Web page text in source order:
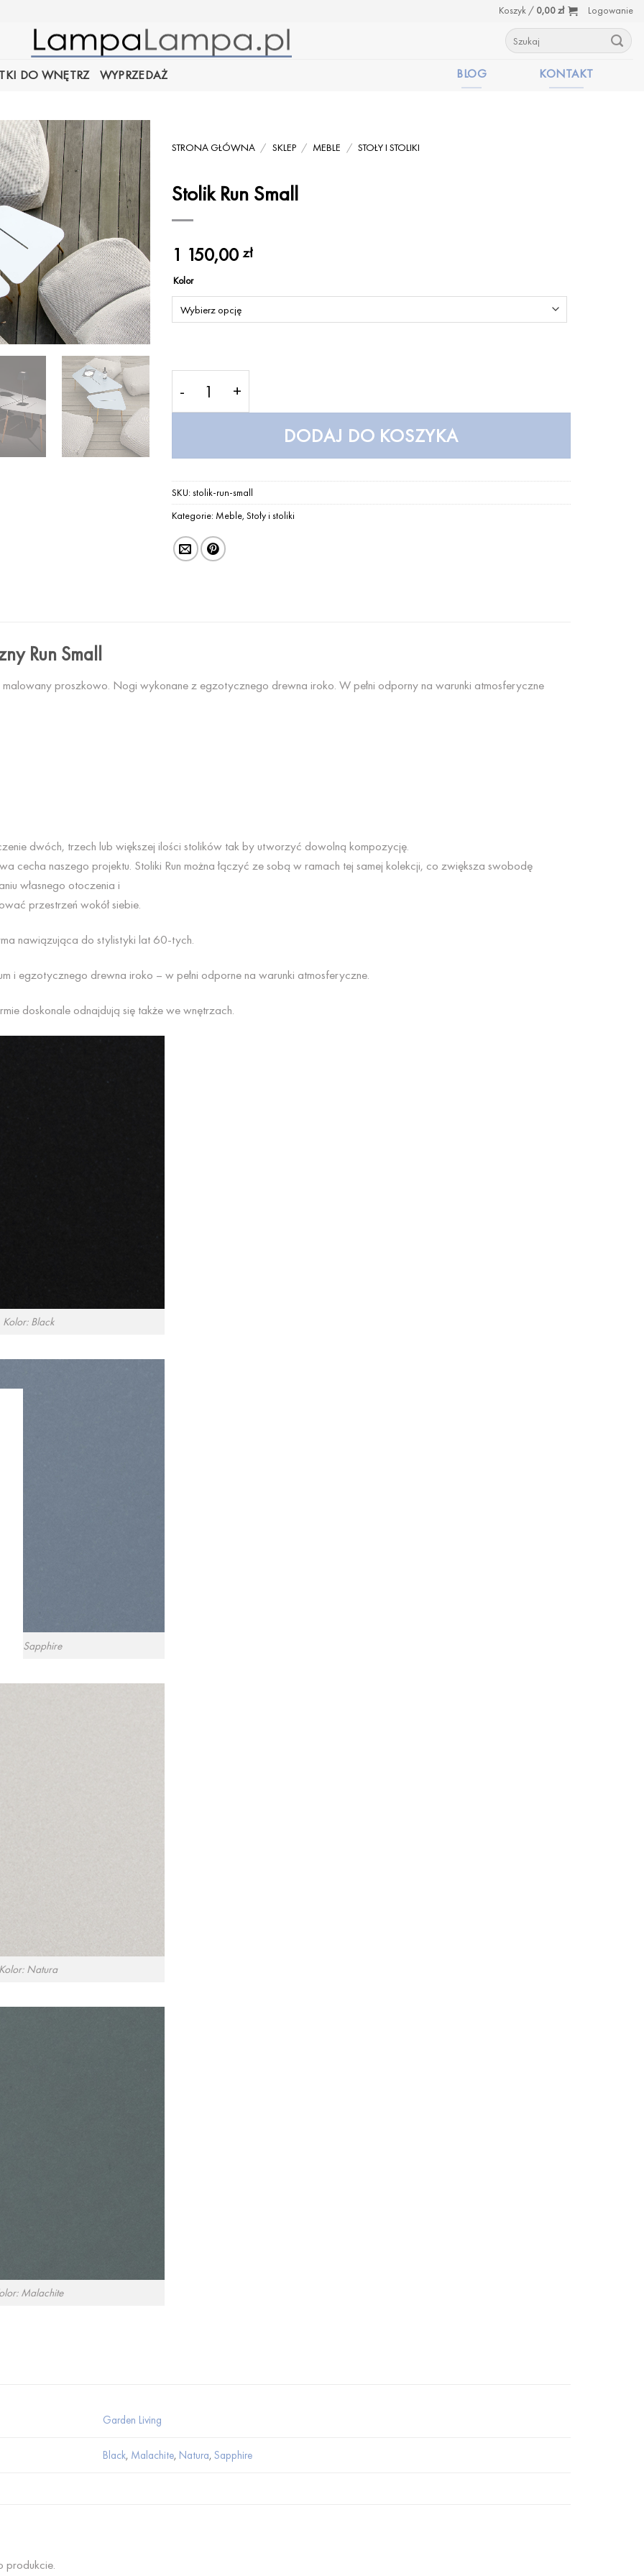
Koszyk / 0,00zł
Logowanie
Szukaj:
DO WNĘTRZ WYPRZEDAŻ BLOG KONTAKT
STRONA GŁÓWNA / SKLEP / MEBLE / STOŁY I STOLIKI
Stolik Run Small
1 150,00zł
Kolor
ilość Stolik Run Small
DODAJ DO KOSZYKA
SKU: stolik-run-small
Kategorie: Meble, Stoły i stoliki
Run Small
malowany proszkowo. Nogi wykonane z egzotycznego drewna iroko. W pełni odporny na warunki atmosferyczne
dwóch, trzech lub większej ilości stolików tak by utworzyć dowolną kompozycję.
cecha naszego projektu. Stoliki Run można łączyć ze sobą w ramach tej samej kolekcji, co zwiększa swobodę
własnego otoczenia i
przestrzeń wokół siebie.
nawiązująca do stylistyki lat 60-tych.
i egzotycznego drewna iroko – w pełni odporne na warunki atmosferyczne.
doskonale odnajdują się także we wnętrzach.
Kolor: Black
Sapphire
Natura
Malachite
Garden Living
Black, Malachite, Natura, Sapphire
produkcie.